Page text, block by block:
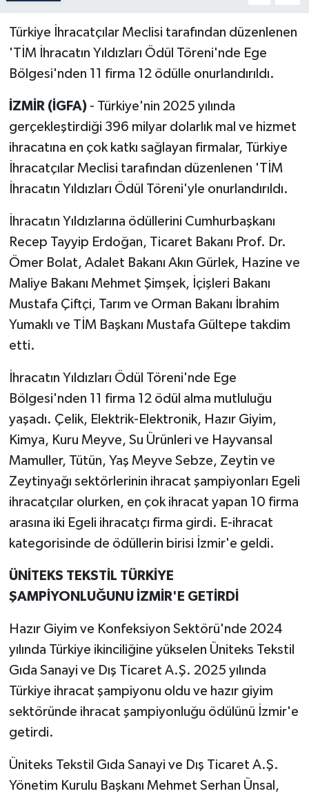
Türkiye İhracatçılar Meclisi tarafından düzenlenen
'TİM İhracatın Yıldızları Ödül Töreni'nde Ege
Bölgesi'nden 11 firma 12 ödülle onurlandırıldı.
İZMİR (İGFA)- Türkiye'nin 2025 yılında
gerçekleştirdiği 396 milyar dolarlık mal ve hizmet
ihracatına en çok katkı sağlayan firmalar, Türkiye
İhracatçılar Meclisi tarafından düzenlenen 'TİM
İhracatın Yıldızları Ödül Töreni'yle onurlandırıldı.
İhracatın Yıldızlarına ödüllerini Cumhurbaşkanı
Recep Tayyip Erdoğan, Ticaret Bakanı Prof. Dr.
Ömer Bolat, Adalet Bakanı Akın Gürlek, Hazine ve
Maliye Bakanı Mehmet Şimşek, İçişleri Bakanı
Mustafa Çiftçi, Tarım ve Orman Bakanı İbrahim
Yumaklı ve TİM Başkanı Mustafa Gültepe takdim
etti.
İhracatın Yıldızları Ödül Töreni'nde Ege
Bölgesi'nden 11 firma 12 ödül alma mutluluğu
yaşadı. Çelik, Elektrik-Elektronik, Hazır Giyim,
Kimya, Kuru Meyve, Su Ürünleri ve Hayvansal
Mamuller, Tütün, Yaş Meyve Sebze, Zeytin ve
Zeytinyağı sektörlerinin ihracat şampiyonları Egeli
ihracatçılar olurken, en çok ihracat yapan 10 firma
arasına iki Egeli ihracatçı firma girdi. E-ihracat
kategorisinde de ödüllerin birisi İzmir'e geldi.
ÜNİTEKS TEKSTİL TÜRKİYE
ŞAMPİYONLUĞUNU İZMİR'E GETİRDİ
Hazır Giyim ve Konfeksiyon Sektörü'nde 2024
yılında Türkiye ikinciliğine yükselen Üniteks Tekstil
Gıda Sanayi ve Dış Ticaret A.Ş. 2025 yılında
Türkiye ihracat şampiyonu oldu ve hazır giyim
sektöründe ihracat şampiyonluğu ödülünü İzmir'e
getirdi.
Üniteks Tekstil Gıda Sanayi ve Dış Ticaret A.Ş.
Yönetim Kurulu Başkanı Mehmet Serhan Ünsal,